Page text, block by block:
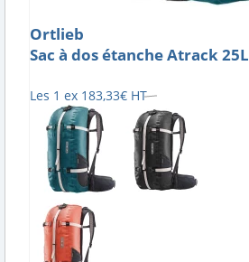
Ortlieb
Sac à dos étanche Atrack 25L
Les 1 ex 183,33€ HT